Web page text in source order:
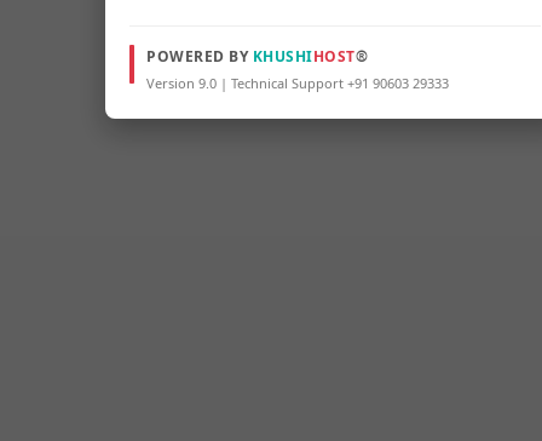
POWERED BY KHUSHIHOST®
Version 9.0 | Technical Support +91 90603 29333